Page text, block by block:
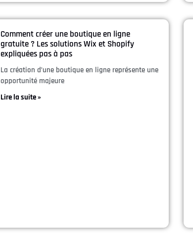
Comment créer une boutique en ligne
gratuite ? Les solutions Wix et Shopify
expliquées pas à pas
La création d’une boutique en ligne représente une
opportunité majeure
Lire la suite »